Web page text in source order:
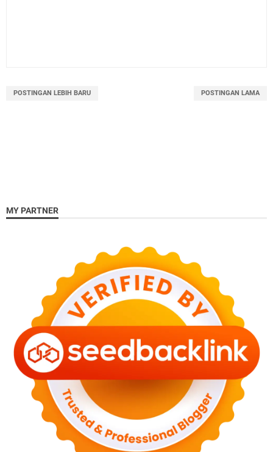
POSTINGAN LEBIH BARU POSTINGAN LAMA
MY PARTNER